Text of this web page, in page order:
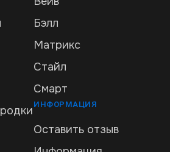
Бэлл
Матрикс
Стайл
Смарт
ИНФОРМАЦИЯ
Оставить отзыв